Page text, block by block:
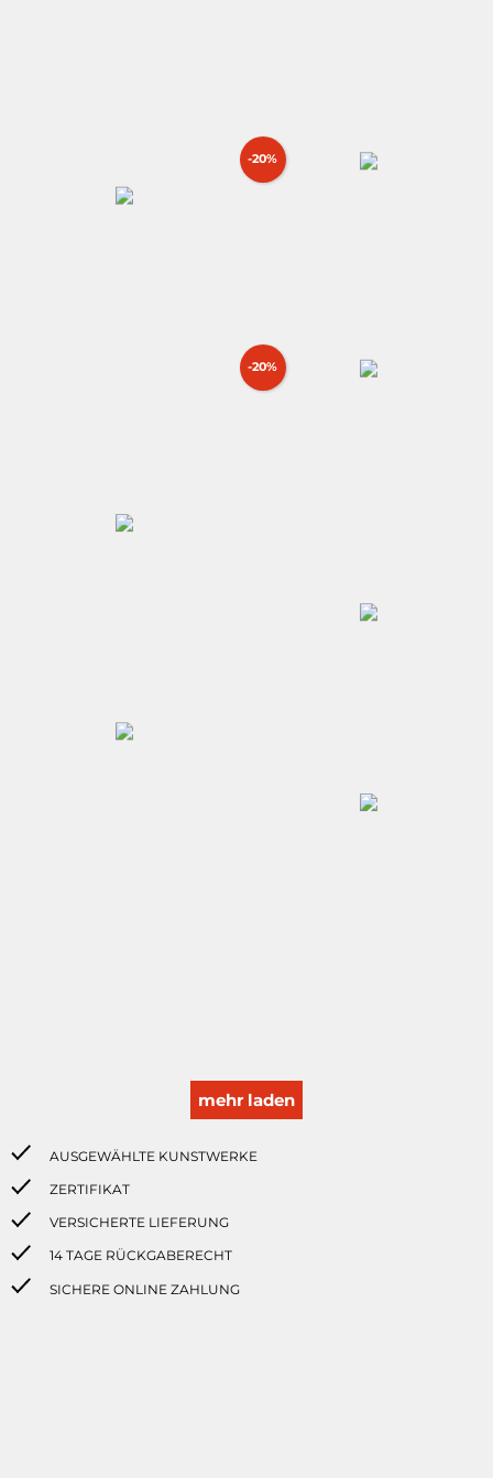
-20%
-20%
mehr laden
AUSGEWÄHLTE KUNSTWERKE
ZERTIFIKAT
VERSICHERTE LIEFERUNG
14 TAGE RÜCKGABERECHT
SICHERE ONLINE ZAHLUNG